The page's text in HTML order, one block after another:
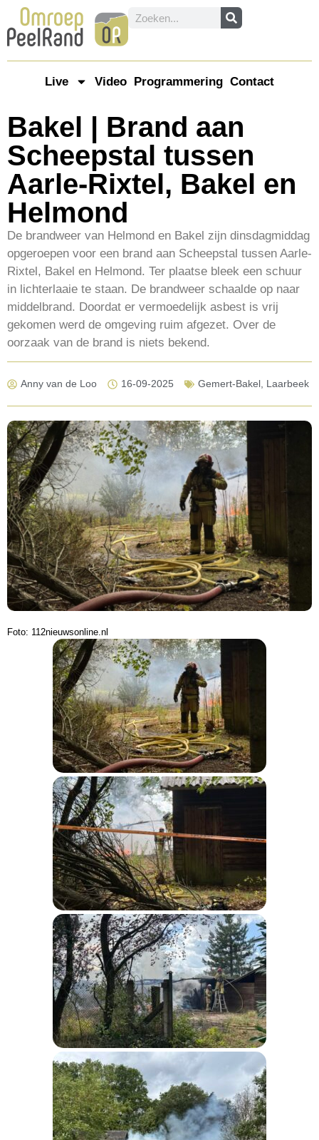
Live Video Programmering Contact
Bakel | Brand aan
Scheepstal tussen
Aarle-Rixtel, Bakel en
Helmond
De brandweer van Helmond en Bakel zijn dinsdagmiddag
opgeroepen voor een brand aan Scheepstal tussen Aarle-
Rixtel, Bakel en Helmond. Ter plaatse bleek een schuur
in lichterlaaie te staan. De brandweer schaalde op naar
middelbrand. Doordat er vermoedelijk asbest is vrij
gekomen werd de omgeving ruim afgezet. Over de
oorzaak van de brand is niets bekend.
Anny van de Loo 16-09-2025 Gemert-Bakel, Laarbeek
Foto: 112nieuwsonline.nl